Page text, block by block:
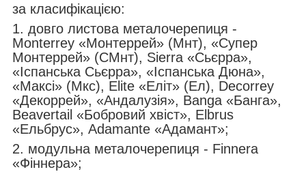
за класифікацією:
1. довго листова металочерепиця -
Monterrey «Монтеррей» (Мнт), «Супер
Монтеррей» (СМнт), Sierra «Сьєрра»,
«Іспанська Сьєрра», «Іспанська Дюна»,
«Максі» (Мкс), Elite «Еліт» (Ел), Decorrey
«Декоррей», «Андалузія», Banga «Банга»,
Beavertail «Бобровий хвіст», Elbrus
«Ельбрус», Adamante «Адамант»;
2. модульна металочерепиця - Finnera
«Фіннера»;